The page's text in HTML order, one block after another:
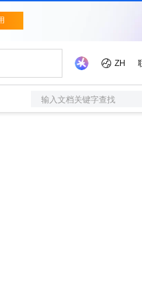
输入文档关键字查找